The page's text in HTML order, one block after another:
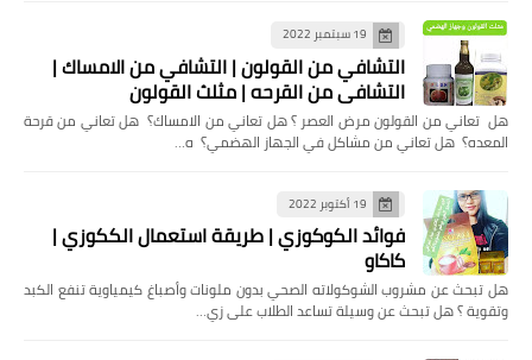
19 سبتمبر 2022
التشافي من القولون | التشافي من الامساك |
التشافي من القرحه | مثلث القولون
هل تعاني من القولون مرض العصر ؟ هل تعاني من الامساك؟ هل تعاني من قرحة
المعده؟ هل تعاني من مشاكل في الجهاز الهضمي؟ ه…
19 أكتوبر 2022
فوائد الكوكوزي | طريقة استعمال الككوزي |
كاكاو
هل تبحث عن مشروب الشوكولاته الصحي بدون ملونات وأصباغ كيمياوية تنفع الكبد
وتقوية ؟ هل تبحث عن وسيلة تساعد الطلاب على زي…